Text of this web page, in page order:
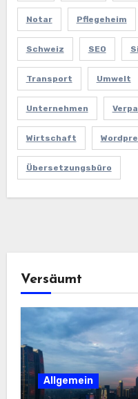
Notar Pflegeheim
Schweiz SEO
Transport Umwelt
Unternehmen
Wirtschaft
Übersetzungsbüro
Versäumt
Allgemein